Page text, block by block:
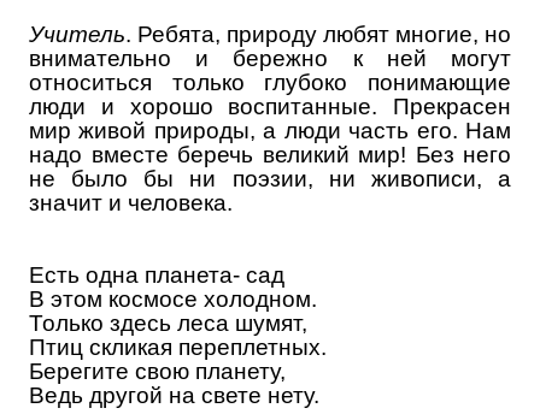
Учитель. Ребята, природу любят многие, но
внимательно и бережно к ней могут
относиться только глубоко понимающие
люди и хорошо воспитанные. Прекрасен
мир живой природы, а люди часть его. Нам
надо вместе беречь великий мир! Без него
не было бы ни поэзии, ни живописи, а
значит и человека.
Есть одна планета- сад
В этом космосе холодном.
Только здесь леса шумят,
Птиц скликая переплетных.
Берегите свою планету,
Ведь другой на свете нету.